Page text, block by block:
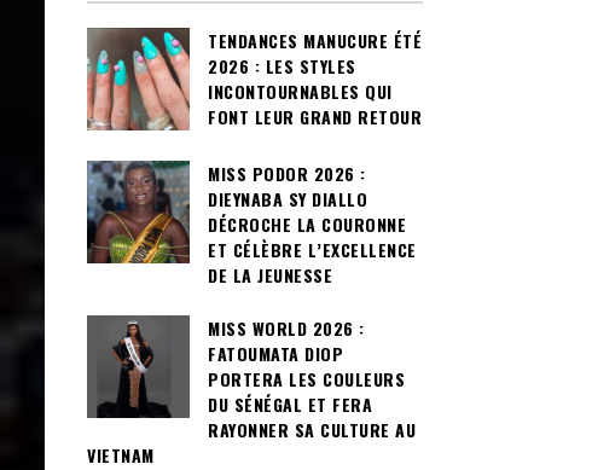
TENDANCES MANUCURE ÉTÉ
2026 : LES STYLES
INCONTOURNABLES QUI
FONT LEUR GRAND RETOUR
MISS PODOR 2026 :
DIEYNABA SY DIALLO
DÉCROCHE LA COURONNE
ET CÉLÈBRE L’EXCELLENCE
DE LA JEUNESSE
MISS WORLD 2026 :
FATOUMATA DIOP
PORTERA LES COULEURS
DU SÉNÉGAL ET FERA
RAYONNER SA CULTURE AU
VIETNAM